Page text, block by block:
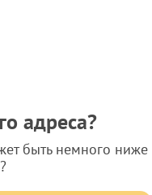
адреса?
быть немного ниже